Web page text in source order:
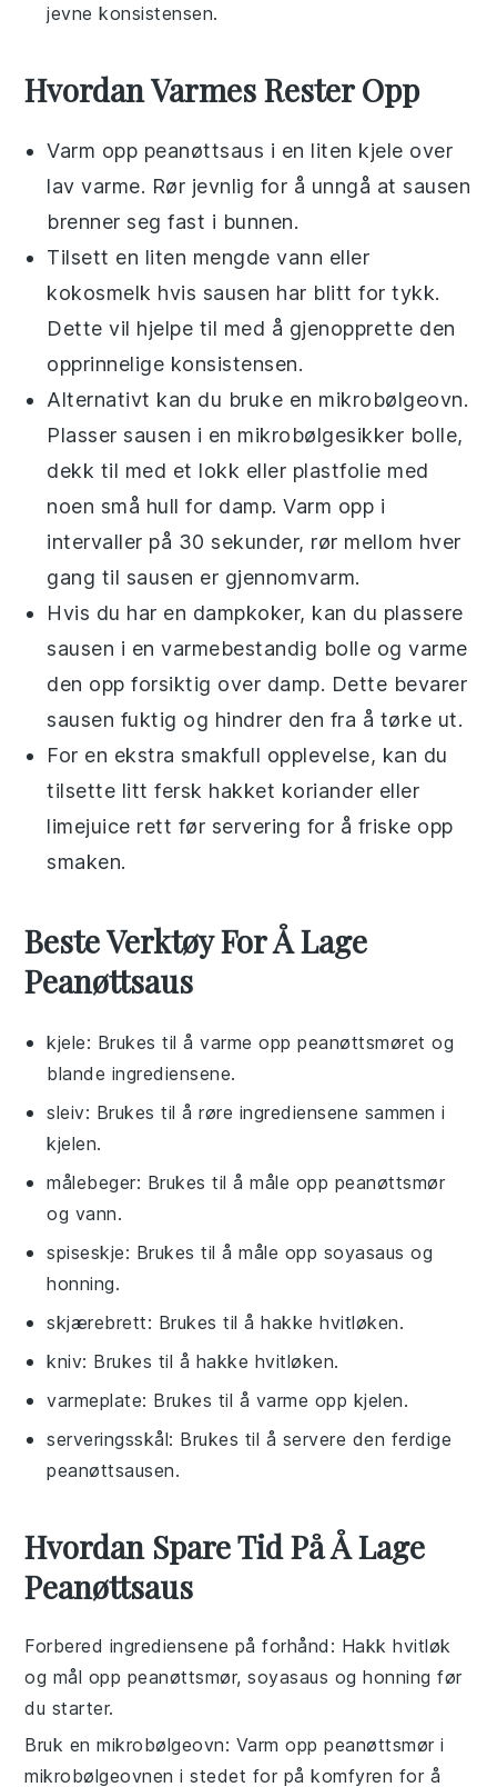
jevne konsistensen.
Hvordan Varmes Rester Opp
Varm opp peanøttsaus i en liten kjele over
lav varme. Rør jevnlig for å unngå at sausen
brenner seg fast i bunnen.
Tilsett en liten mengdevann eller
kokosmelk hvis sausen har blitt for tykk.
Dette vil hjelpe til med å gjenopprette den
opprinnelige konsistensen.
Alternativt kan du bruke en mikrobølgeovn.
Plasser sausen i en mikrobølgesikker bolle,
dekk til med et lokk eller plastfolie med
noen små hull for damp. Varm opp i
intervaller på 30 sekunder, rør mellom hver
gang til sausen er gjennomvarm.
Hvis du har en dampkoker, kan du plassere
sausen i en varmebestandig bolle og varme
den opp forsiktig over damp. Dette bevarer
sausen fuktig og hindrer den fra å tørke ut.
For en ekstra smakfull opplevelse, kan du
tilsette litt fersk hakket koriander eller
limejuice rett før servering for å friske opp
smaken.
Beste Verktøy For Å Lage
Peanøttsaus
kjele: Brukes til å varme opp peanøttsmøret og
blande ingrediensene.
sleiv: Brukes til å røre ingrediensene sammen i
kjelen.
målebeger: Brukes til å måle opp peanøttsmør
og vann.
spiseskje: Brukes til å måle opp soyasaus og
honning.
skjærebrett: Brukes til å hakke hvitløken.
kniv: Brukes til å hakke hvitløken.
varmeplate: Brukes til å varme opp kjelen.
serveringsskål: Brukes til å servere den ferdige
peanøttsausen.
Hvordan Spare Tid På Å Lage
Peanøttsaus
Forbered ingrediensene på forhånd : Hakkhvitløk
og mål opp peanøttsmør,soyasaus oghonning før
du starter.
Bruk en mikrobølgeovn: Varm opppeanøttsmør i
mikrobølgeovnen i stedet for på komfyren for å